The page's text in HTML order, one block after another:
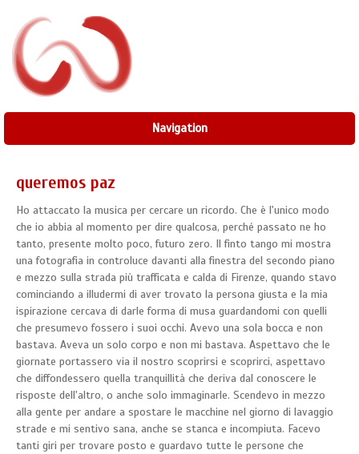
Navigation
queremos paz
Ho attaccato la musica per cercare un ricordo. Che è l'unico modo
che io abbia al momento per dire qualcosa, perché passato ne ho
tanto, presente molto poco, futuro zero. Il finto tango mi mostra
una fotografia in controluce davanti alla finestra del secondo piano
e mezzo sulla strada più trafficata e calda di Firenze, quando stavo
cominciando a illudermi di aver trovato la persona giusta e la mia
ispirazione cercava di darle forma di musa guardandomi con quelli
che presumevo fossero i suoi occhi. Avevo una sola bocca e non
bastava. Aveva un solo corpo e non mi bastava. Aspettavo che le
giornate portassero via il nostro scoprirsi e scoprirci, aspettavo
che diffondessero quella tranquillità che deriva dal conoscere le
risposte dell'altro, o anche solo immaginarle. Scendevo in mezzo
alla gente per andare a spostare le macchine nel giorno di lavaggio
strade e mi sentivo sana, anche se stanca e incompiuta. Facevo
tanti giri per trovare posto e guardavo tutte le persone che